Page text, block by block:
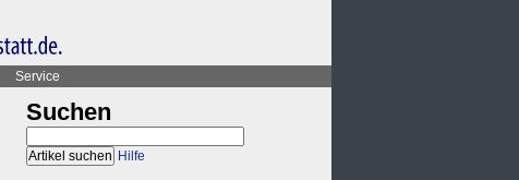
Service
Suchen
Hilfe